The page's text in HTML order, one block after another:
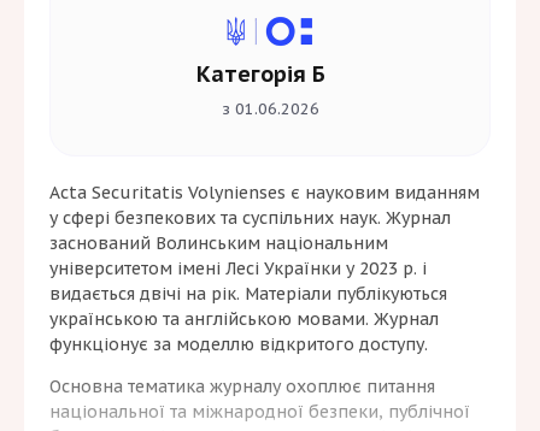
Acta Securitatis Volynienses є науковим виданням
у сфері безпекових та суспільних наук. Журнал
заснований Волинським національним
університетом імені Лесі Українки у 2023 р. і
видається двічі на рік. Матеріали публікуються
українською та англійською мовами. Журнал
функціонує за моделлю відкритого доступу.
Основна тематика журналу охоплює питання
національної та міжнародної безпеки, публічної
Категорія Б
з 01.06.2026